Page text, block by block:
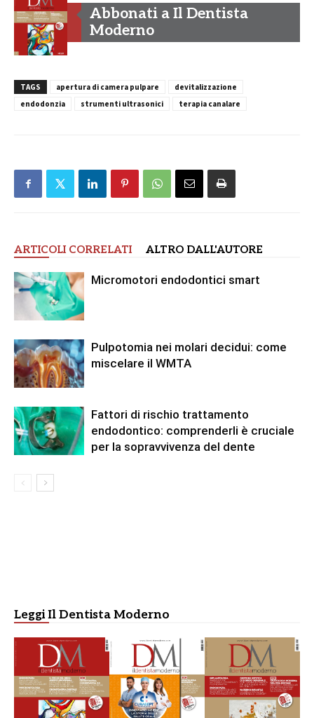
Abbonati a Il Dentista
Moderno
TAGS apertura di camera pulpare
devitalizzazione
endodonzia
strumenti ultrasonici terapia canalare
ARTICOLI CORRELATI ALTRO DALL'AUTORE
Micromotori endodontici smart
Pulpotomia nei molari decidui: come
miscelare il WMTA
Fattori di rischio trattamento
endodontico: comprenderli è cruciale
per la sopravvivenza del dente
Leggi Il Dentista Moderno